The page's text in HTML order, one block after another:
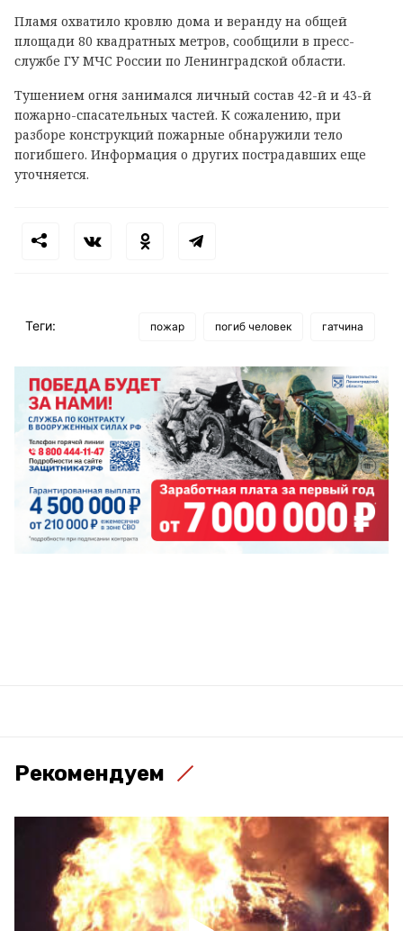
Пламя охватило кровлю дома и веранду на общей
площади 80 квадратных метров, сообщили в пресс-
службе ГУ МЧС России по Ленинградской области.
Тушением огня занимался личный состав 42-й и 43-й
пожарно-спасательных частей. К сожалению, при
разборе конструкций пожарные обнаружили тело
погибшего. Информация о других пострадавших еще
уточняется.
Теги: пожар погиб человек гатчина
Рекомендуем